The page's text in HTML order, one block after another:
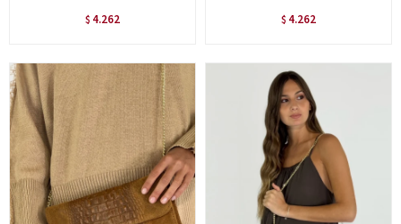
$ 4.262 $ 4.262